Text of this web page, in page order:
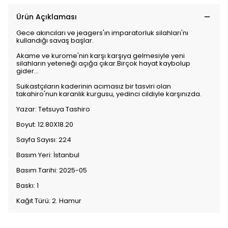
Ürün Açıklaması
Gece akıncıları ve jeagers'ın imparatorluk silahları'nı
kullandığı savaş başlar.
Akame ve kurome'nin karşı karşıya gelmesiyle yeni
silahların yeteneği açığa çıkar.Birçok hayat kaybolup
gider...
Suikastçıların kaderinin acımasız bir tasviri olan
takahiro'nun karanlık kurgusu, yedinci cildiyle karşınızda.
Yazar: Tetsuya Tashiro
Boyut: 12.80X18.20
Sayfa Sayısı: 224
Basım Yeri: İstanbul
Basım Tarihi: 2025-05
Baskı: 1
Kağıt Türü: 2. Hamur